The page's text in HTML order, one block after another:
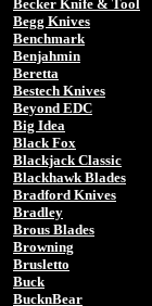
Becker Knife & Tool
Begg Knives
Benchmark
Benjahmin
Beretta
Bestech Knives
Beyond EDC
Big Idea
Black Fox
Blackjack Classic
Blackhawk Blades
Bradford Knives
Bradley
Brous Blades
Browning
Brusletto
Buck
BucknBear